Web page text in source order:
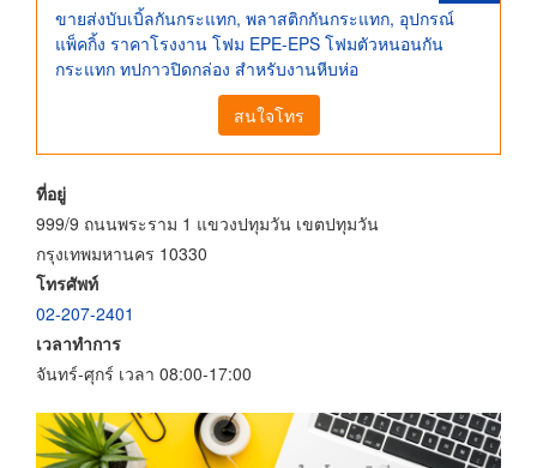
ขายส่งบับเบิ้ลกันกระแทก, พลาสติกกันกระแทก, อุปกรณ์
แพ็คกิ้ง ราคาโรงงาน โฟม EPE-EPS โฟมตัวหนอนกัน
กระแทก ทปกาวปิดกล่อง สำหรับงานหีบห่อ
สนใจโทร
ที่อยู่
999/9 ถนนพระราม 1 แขวงปทุมวัน เขตปทุมวัน
กรุงเทพมหานคร 10330
โทรศัพท์
02-207-2401
เวลาทำการ
จันทร์-ศุกร์ เวลา 08:00-17:00